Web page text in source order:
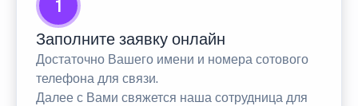
1
Заполните заявку онлайн
Достаточно Вашего имени и номера сотового
телефона для связи.
Далее с Вами свяжется наша сотрудница для